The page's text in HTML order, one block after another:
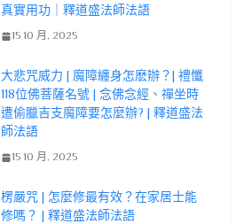
真實用功｜釋道盛法師法語
15 10 月, 2025
大悲咒威力 | 魔障纏身怎麽辦？| 禮懺
118位佛菩薩名號 | 念佛念經、禪坐時
遭偷臘吉支魔障要怎麼辦? | 釋道盛法
師法語
15 10 月, 2025
楞嚴咒 | 怎麼修最有效？在家居士能
修嗎？ | 釋道盛法師法語